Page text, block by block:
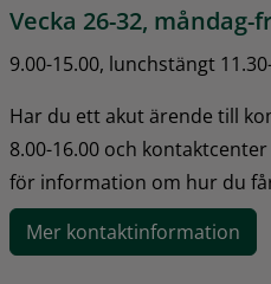
Vecka 26-32, måndag-
9.00-15.00, lunchstängt
Har du ett akut ärende till
8.00-16.00 och
för information om hur du
Mer kontaktinformation